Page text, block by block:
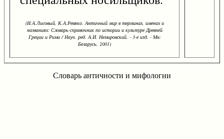
(И.А.Лисовый, К.А.Ревяко. Античный мир в терминах, именах и
названиях: Словарь-справочник по истории и культуре Древней
Греции и Рима / Науч. ред. А.И. Немировский. - 3-е изд. - Мн:
Беларусь, 2001)
Словарь античности и мифологии